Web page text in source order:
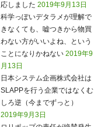
応しました 2019年9月13日
科学っぽいデタラメが理解で
きなくても、嘘つきから物買
わない方がいいよね、という
ことになりかねない 2019年9
月13日
日本システム企画株式会社は
SLAPPを行う企業ではなくむ
しろ逆（今までずっと）
2019年9月3日